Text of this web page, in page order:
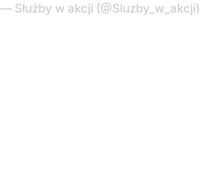
— Służby w akcji (@Sluzby_w_akcji)